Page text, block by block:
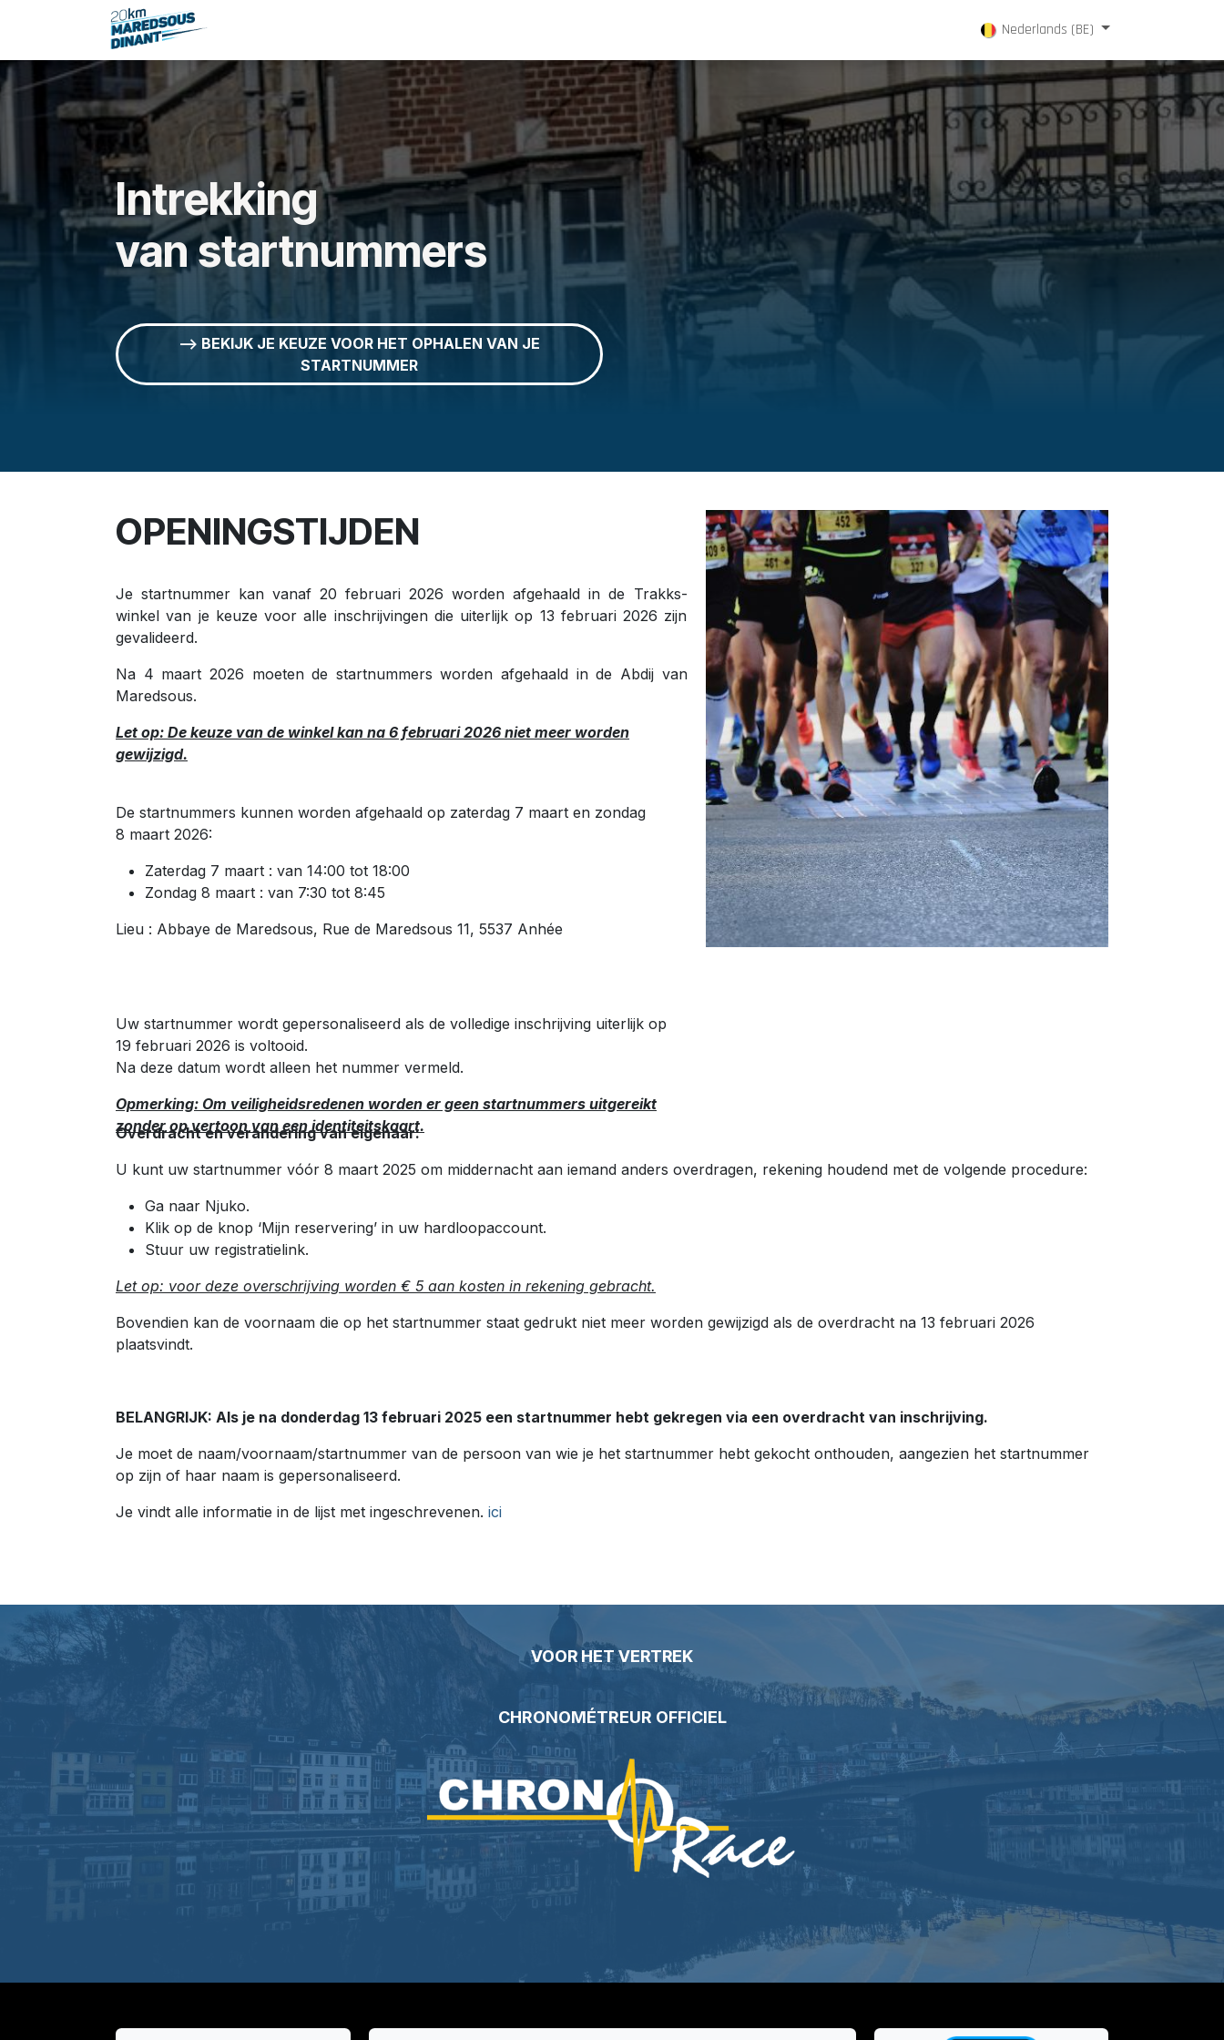
Overslaan naar inhoud
Nederlands (BE)
Intrekking
van startnummers
--> BEKIJK JE KEUZE VOOR HET OPHALEN VAN JE
STARTNUMMER
OPENINGSTIJDEN
Je startnummer kan vanaf 20 februari 2026 worden afgehaald in de Trakks-
winkel van je keuze voor alle inschrijvingen die uiterlijk op 13 februari 2026 zijn
gevalideerd.
Na 4 maart 2026 moeten de startnummers worden afgehaald in de Abdij van
Maredsous.
Let op: De keuze van de winkel kan na 6 februari 2026 niet meer worden
gewijzigd.
De startnummers kunnen worden afgehaald op zaterdag 7 maart en zondag
8 maart 2026:
Zaterdag 7 maart : van 14:00 tot 18:00
Zondag 8 maart : van 7:30 tot 8:45
Lieu : Abbaye de Maredsous, Rue de Maredsous 11, 5537 Anhée
Uw startnummer wordt gepersonaliseerd als de volledige inschrijving uiterlijk op
19 februari 2026 is voltooid.
Na deze datum wordt alleen het nummer vermeld.
Opmerking: Om veiligheidsredenen worden er geen startnummers uitgereikt
zonder op vertoon van een identiteitskaart.
Overdracht en verandering van eigenaar:
U kunt uw startnummer vóór 8 maart 2025 om middernacht aan iemand anders overdragen, rekening houdend met de volgende procedure:
Ga naar Njuko.
Klik op de knop ‘Mijn reservering’ in uw hardloopaccount.
Stuur uw registratielink.
Let op: voor deze overschrijving worden € 5 aan kosten in rekening gebracht.
Bovendien kan de voornaam die op het startnummer staat gedrukt niet meer worden gewijzigd als de overdracht na 13 februari 2026
plaatsvindt.
BELANGRIJK: Als je na donderdag 13 februari 2025 een startnummer hebt gekregen via een overdracht van inschrijving.
Je moet de naam/voornaam/startnummer van de persoon van wie je het startnummer hebt gekocht onthouden, aangezien het startnummer
op zijn of haar naam is gepersonaliseerd.
Je vindt alle informatie in de lijst met ingeschrevenen. ici
VOOR HET VERTREK
CHRONOMÉTREUR OFFICIEL